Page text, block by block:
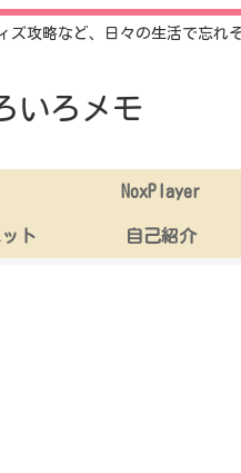
攻略など、日々の生活で忘れ
いろメモ
NoxPlayer
ト 自己紹介